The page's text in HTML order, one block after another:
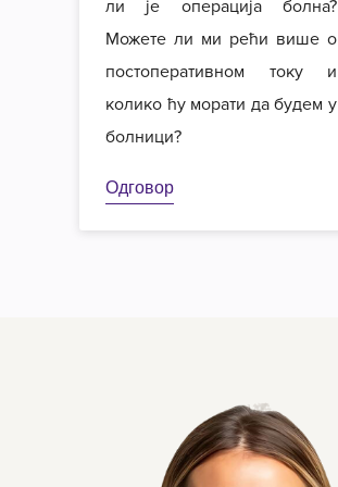
ли је операција болна?
Можете ли ми рећи више о
постоперативном току и
колико ћу морати да будем у
болници?
Одговор